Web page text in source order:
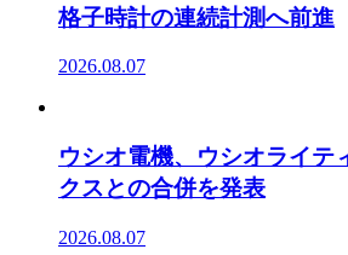
格子時計の連続計測へ前進
2026.08.07
ウシオ電機、ウシオライテ
クスとの合併を発表
2026.08.07